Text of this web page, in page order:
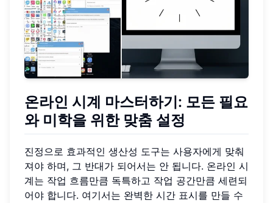
온라인 시계 마스터하기: 모든 필요
와 미학을 위한 맞춤 설정
진정으로 효과적인 생산성 도구는 사용자에게 맞춰
져야 하며, 그 반대가 되어서는 안 됩니다. 온라인 시
계는 작업 흐름만큼 독특하고 작업 공간만큼 세련되
어야 합니다. 여기서는 완벽한 시간 표시를 만들 수